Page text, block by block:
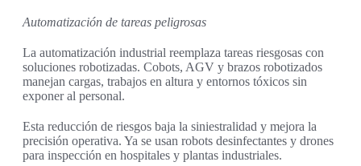
Automatización de tareas peligrosas
La automatización industrial reemplaza tareas riesgosas con
soluciones robotizadas. Cobots, AGV y brazos robotizados
manejan cargas, trabajos en altura y entornos tóxicos sin
exponer al personal.
Esta reducción de riesgos baja la siniestralidad y mejora la
precisión operativa. Ya se usan robots desinfectantes y drones
para inspección en hospitales y plantas industriales.